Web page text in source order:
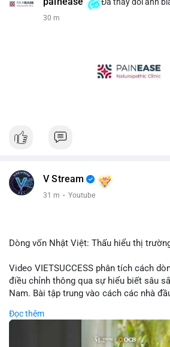
30 m
V Stream
31 m · Youtube
Dòng vốn Nhật Việt: Thấu hiểu thị
Video VIETSUCCESS phân tích cách
điều chỉnh thông qua sự hiểu biết sâu
Nam. Bài tập trung vào cách các nhà
đầu tư trực tiếp vào doanh nghiệp đến
Kết nối này không chỉ tạo cơ hội tăng
còn tạo ra động lực cho thị trường
Đọc thêm